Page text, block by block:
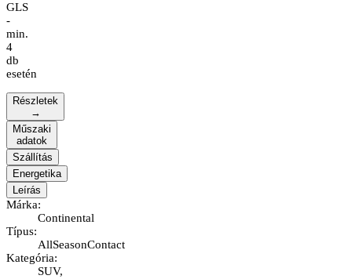
GLS
-
min.
4
db
esetén
Részletek
→
Műszaki
adatok
Szállítás
Energetika
Leírás
Márka:
Continental
Típus:
AllSeasonContact
Kategória:
SUV,